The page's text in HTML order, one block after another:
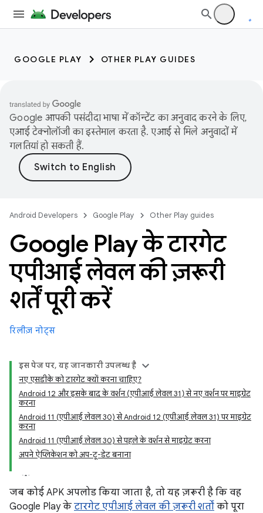
GOOGLE PLAY OTHER PLAY GUIDES
Google आपकी पसंदीदा भाषा में कॉन्टेंट का अनुवाद करने के लिए,
एआई टेक्नोलॉजी का इस्तेमाल करता है. एआई से मिले अनुवादों में
गलतियां हो सकती हैं.
Android Developers Google Play Other Play guides
Google Play के टारगेट
एपीआई लेवल की ज़रूरी
शर्तें पूरी करें
रिलीज़ नोट्स
इस पेज पर, यह जानकारी उपलब्ध है
नए एसडीके को टारगेट क्यों करना चाहिए?
Android 12 और इसके बाद के वर्शन (एपीआई लेवल 31) से नए वर्शन पर माइग्रेट
करना
Android 11 (एपीआई लेवल 30) से Android 12 (एपीआई लेवल 31) पर माइग्रेट
करना
Android 11 (एपीआई लेवल 30) से पहले के वर्शन से माइग्रेट करना
अपने ऐप्लिकेशन को अप-टू-डेट बनाना
जब कोई APK अपलोड किया जाता है, तो यह ज़रूरी है कि वह
Google Play के टारगेट एपीआई लेवल की ज़रूरी शर्तों को पूरा